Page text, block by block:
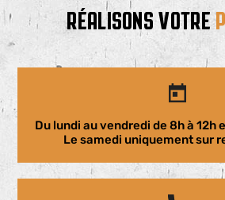
RÉALISONS VOTRE
Du lundi au vendredi de 8h à 12h
Le samedi uniquement sur